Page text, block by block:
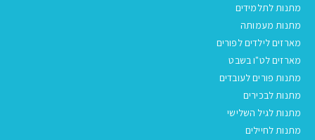
מתנות לתלמידים
מתנות מעמותה
מארזים לילדים לפורים
מארזים לט"ו בשבט
מתנות פורים לעובדים
מתנות לבכירים
מתנות לגיל השלישי
מתנות לחיילים